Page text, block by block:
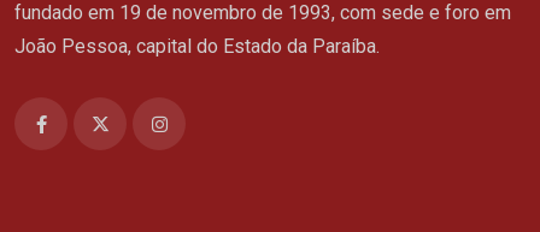
fundado em 19 de novembro de 1993, com sede e foro em
João Pessoa, capital do Estado da Paraíba.